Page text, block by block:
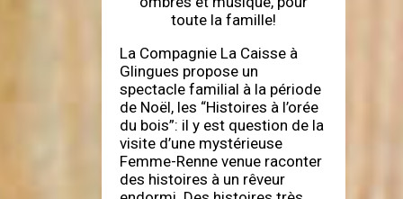
toute la famille!
La Compagnie La Caisse à
Glingues propose un
spectacle familial à la période
de Noël, les “Histoires à l’orée
du bois”: il y est question de la
visite d’une mystérieuse
Femme-Renne venue raconter
des histoires à un rêveur